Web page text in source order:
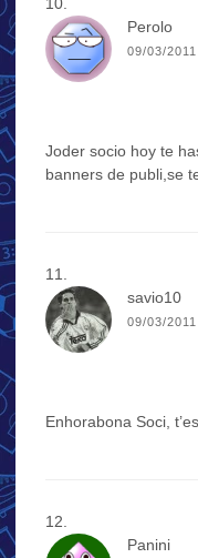
Perolo
09/03/
Joder socio hoy te
banners de publi,se
savio10
09/03/
Enhorabona Soci,
Panini